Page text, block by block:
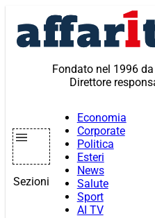
contenuto
Fondato nel 1996
Direttore
Sezioni
Economia
Corporate
Politica
Esteri
News
Salute
Sport
AI TV